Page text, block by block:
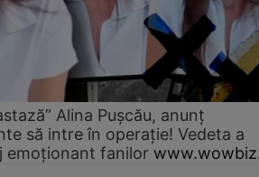
Alina Pușcău, anunț
să intre în operație! Vedeta a
emoționant fanilor